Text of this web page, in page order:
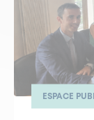
ESPACE